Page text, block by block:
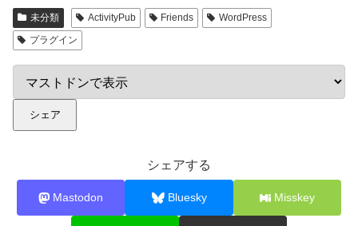
未分類 ActivityPub Friends
WordPress
プラグイン
シェア
シェアする
Mastodon Bluesky Misskey